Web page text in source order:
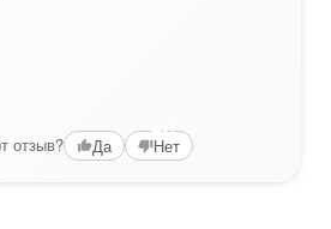
+6
отзыв? Да Нет